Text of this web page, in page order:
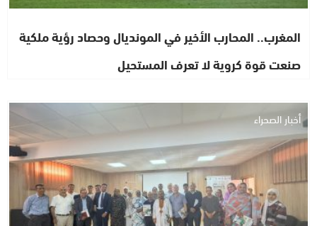
المغرب.. المحارب الأخير في المونديال وحصاد رؤية ملكية
صنعت قوة كروية لا تعرف المستحيل
أخبار الصحراء